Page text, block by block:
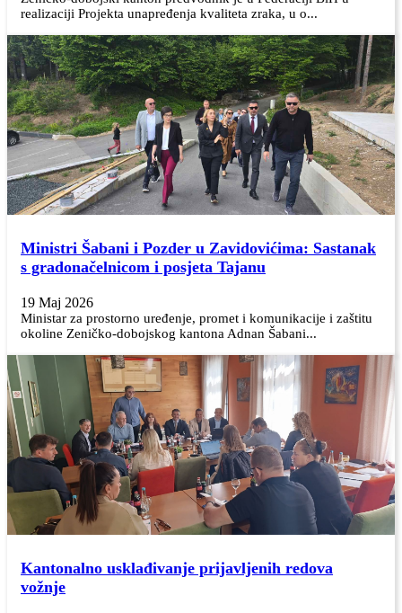
realizaciji Projekta unapređenja kvaliteta zraka, u o...
Ministri Šabani i Pozder u Zavidovićima: Sastanak
s gradonačelnicom i posjeta Tajanu
19 Maj 2026
Ministar za prostorno uređenje, promet i komunikacije i zaštitu
okoline Zeničko-dobojskog kantona Adnan Šabani...
Kantonalno usklađivanje prijavljenih redova
vožnje